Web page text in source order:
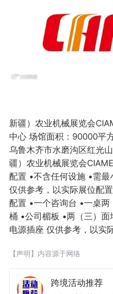
新疆）农业机械展览会
中心 场馆面积：90000平
乌鲁木齐市水磨沟区红光
疆）农业机械展览会
配置 •不含任何设施 •需
仅供参考，以实际展位配
配置 •一个咨询台 •一桌
桶 •公司楣板 •两（三）
电源插座 仅供参考，以实
【声明】内容源于网络
跨境活动推荐